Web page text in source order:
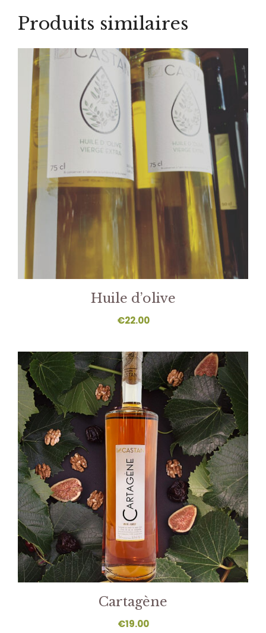
Produits similaires
Huile d’olive
€22.00
Cartagène
€19.00